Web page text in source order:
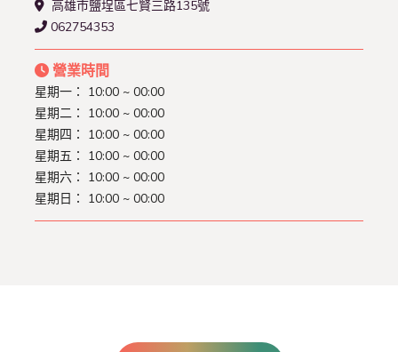
高雄市鹽埕區七賢三路135號
062754353
營業時間
星期一： 10:00 ~ 00:00
星期二： 10:00 ~ 00:00
星期四： 10:00 ~ 00:00
星期五： 10:00 ~ 00:00
星期六： 10:00 ~ 00:00
星期日： 10:00 ~ 00:00